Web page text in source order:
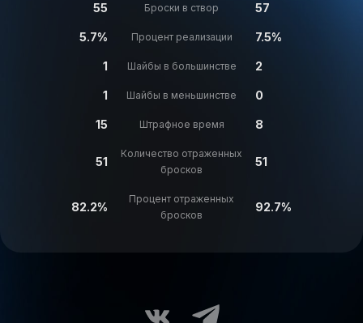
55 Броски в створ 57
5.7% Процент реализации 7.5%
1 Шайбы в большинстве 2
1 Шайбы в меньшинстве 0
15 Штрафное время 8
51
Количество отраженных
бросков
51
82.2%
Процент отраженных
бросков
92.7%